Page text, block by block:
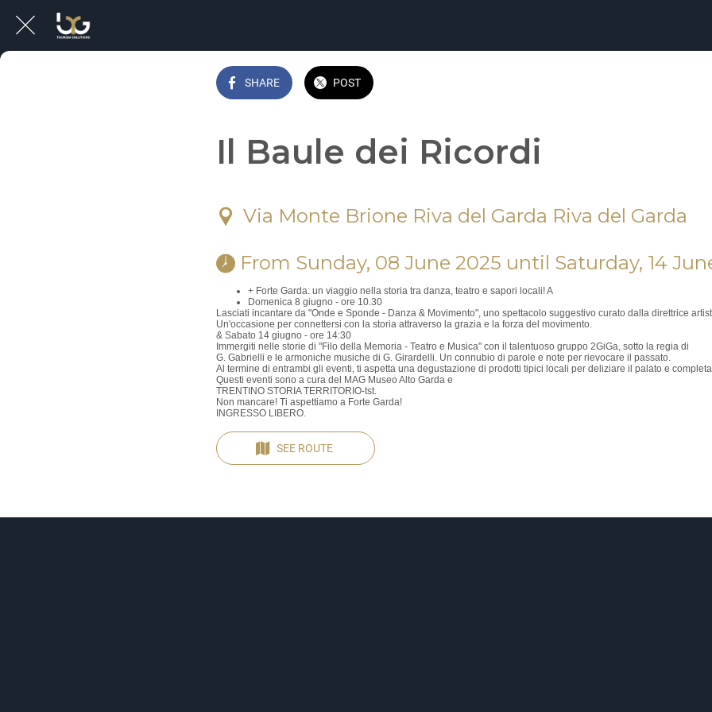
SHARE POST
Il Baule dei Ricordi
Via Monte Brione Riva del Garda Riva del Garda
From Sunday, 08 June 2025 until Saturday, 14
+ Forte Garda: un viaggio nella storia tra danza, teatro e sapori locali! A
Domenica 8 giugno - ore 10.30
Lasciati incantare da "Onde e Sponde - Danza & Movimento", uno spettacolo suggestivo curato dalla direttrice
Un'occasione per connettersi con la storia attraverso la grazia e la forza del movimento.
& Sabato 14 giugno - ore 14:30
Immergiti nelle storie di "Filo della Memoria - Teatro e Musica" con il talentuoso gruppo 2GiGa, sotto la regia di
G. Gabrielli e le armoniche musiche di G. Girardelli. Un connubio di parole e note per rievocare il passato.
Al termine di entrambi gli eventi, ti aspetta una degustazione di prodotti tipici locali per deliziare il palato e
Questi eventi sono a cura del MAG Museo Alto Garda e
TRENTINO STORIA TERRITORIO-tst.
Non mancare! Ti aspettiamo a Forte Garda!
INGRESSO LIBERO.
SEE ROUTE